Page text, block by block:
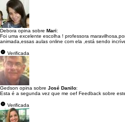
Debora opina sobre Mari:
Foi uma excelente escolha ! professora
animada,essas aulas online com ela ,está sendo
Verificada
Gedson opina sobre José Danilo:
Esta é a segunda vez que me oef Feedback sobre
Verificada